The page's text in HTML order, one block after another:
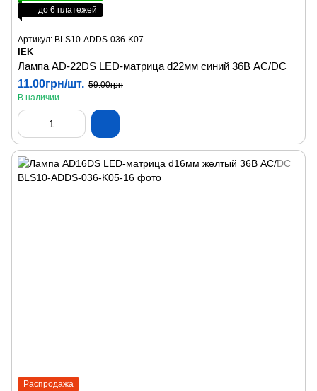
до 6 платежей
Артикул: BLS10-ADDS-036-K07
IEK
Лампа AD-22DS LED-матрица d22мм синий 36В AC/DC
11.00грн/шт. 59.00грн
В наличии
Распродажа